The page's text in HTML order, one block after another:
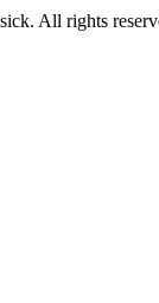
All rights